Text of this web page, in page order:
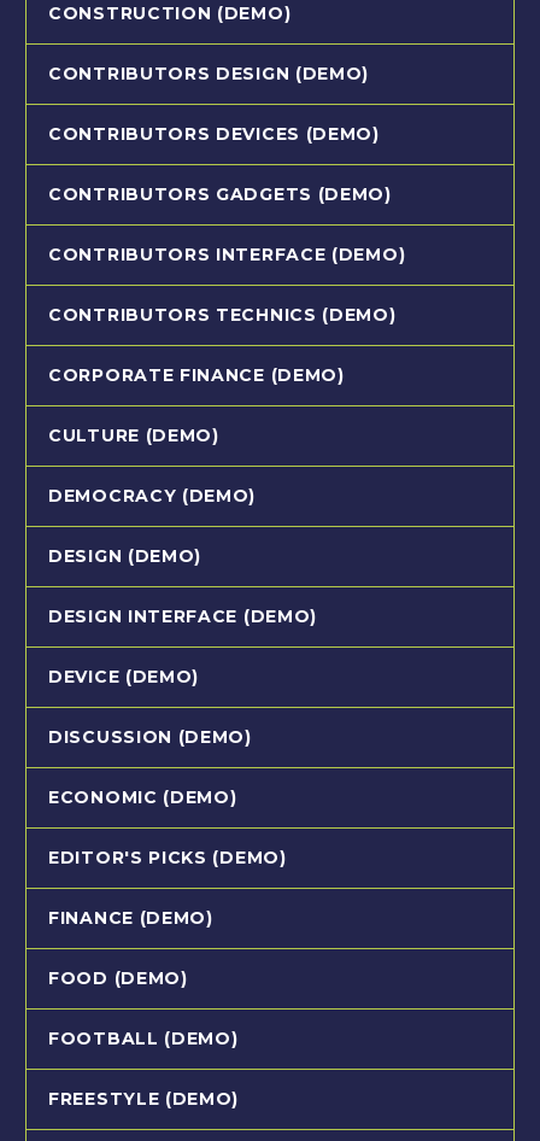
CONSTRUCTION (DEMO)
CONTRIBUTORS DESIGN (DEMO)
CONTRIBUTORS DEVICES (DEMO)
CONTRIBUTORS GADGETS (DEMO)
CONTRIBUTORS INTERFACE (DEMO)
CONTRIBUTORS TECHNICS (DEMO)
CORPORATE FINANCE (DEMO)
CULTURE (DEMO)
DEMOCRACY (DEMO)
DESIGN (DEMO)
DESIGN INTERFACE (DEMO)
DEVICE (DEMO)
DISCUSSION (DEMO)
ECONOMIC (DEMO)
EDITOR'S PICKS (DEMO)
FINANCE (DEMO)
FOOD (DEMO)
FOOTBALL (DEMO)
FREESTYLE (DEMO)